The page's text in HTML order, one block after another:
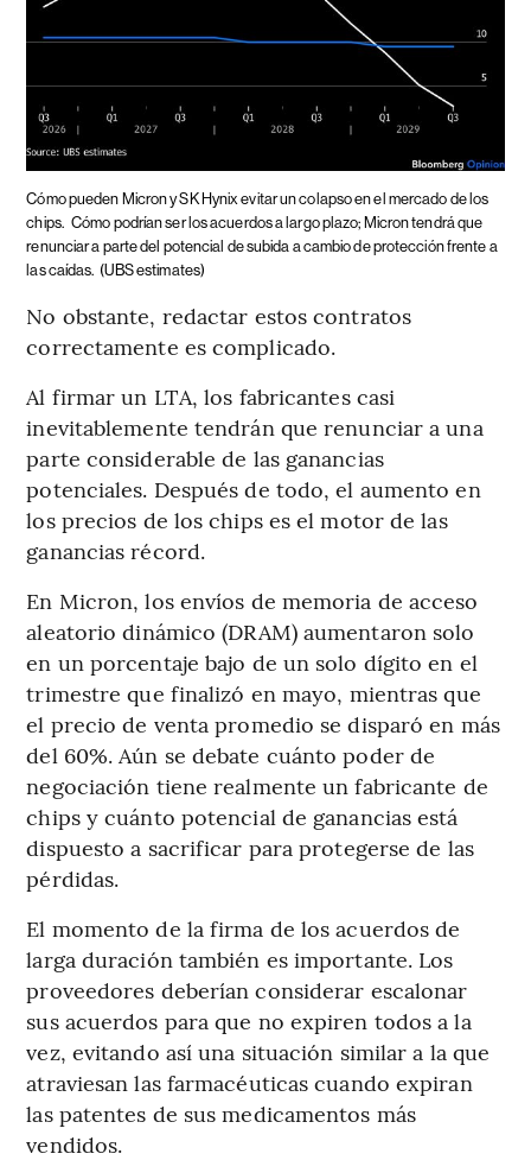
Cómo pueden Micron y SK Hynix evitar un colapso en el mercado de los
chips. Cómo podrían ser los acuerdos a largo plazo; Micron tendrá que
renunciar a parte del potencial de subida a cambio de protección frente a
las caídas. (UBS estimates)
No obstante, redactar estos contratos
correctamente es complicado.
Al firmar un LTA, los fabricantes casi
inevitablemente tendrán que renunciar a una
parte considerable de las ganancias
potenciales. Después de todo, el aumento en
los precios de los chips es el motor de las
ganancias récord.
En Micron, los envíos de memoria de acceso
aleatorio dinámico (DRAM) aumentaron solo
en un porcentaje bajo de un solo dígito en el
trimestre que finalizó en mayo, mientras que
el precio de venta promedio se disparó en más
del 60%. Aún se debate cuánto poder de
negociación tiene realmente un fabricante de
chips y cuánto potencial de ganancias está
dispuesto a sacrificar para protegerse de las
pérdidas.
El momento de la firma de los acuerdos de
larga duración también es importante. Los
proveedores deberían considerar escalonar
sus acuerdos para que no expiren todos a la
vez, evitando así una situación similar a la que
atraviesan las farmacéuticas cuando expiran
las patentes de sus medicamentos más
vendidos.